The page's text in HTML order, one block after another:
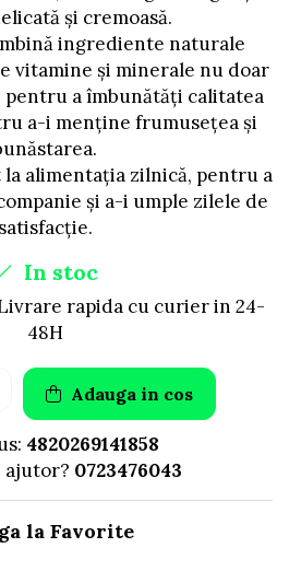
și cremoasă.
ingrediente naturale
vitamine și minerale nu doar
pentru a îmbunătăți calitatea
a-i menține frumusețea și
alimentația zilnică, pentru a
și a-i umple zilele de
satisfacție.
In stoc
rapida cu curier in 24-
48H
Adauga in cos
4820269141858
ajutor? 0723476043
la Favorite